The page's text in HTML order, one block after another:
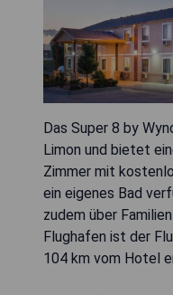
Das Super 8 by
Limon und bietet
Zimmer mit
ein eigenes Bad
zudem über
Flughafen ist der
104 km vom Hotel